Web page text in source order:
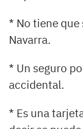
* No tiene que
Navarra.
* Un seguro
accidental.
* Es una